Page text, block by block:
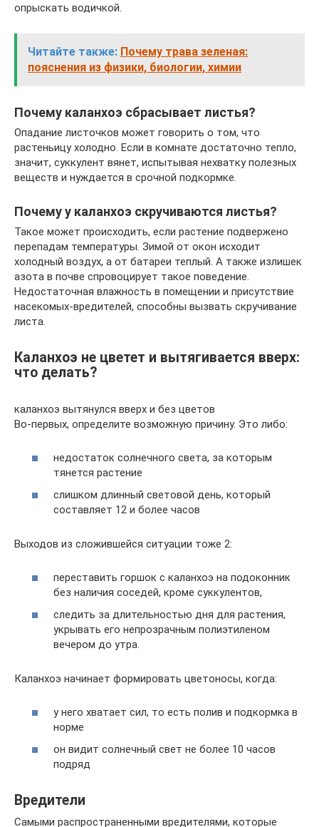
опрыскать водичкой.
Читайте также: Почему трава зеленая:
пояснения из физики, биологии, химии
Почему каланхоэ сбрасывает листья?
Опадание листочков может говорить о том, что
растеньицу холодно. Если в комнате достаточно тепло,
значит, суккулент вянет, испытывая нехватку полезных
веществ и нуждается в срочной подкормке.
Почему у каланхоэ скручиваются листья?
Такое может происходить, если растение подвержено
перепадам температуры. Зимой от окон исходит
холодный воздух, а от батареи теплый. А также излишек
азота в почве спровоцирует такое поведение.
Недостаточная влажность в помещении и присутствие
насекомых-вредителей, способны вызвать скручивание
листа.
Каланхоэ не цветет и вытягивается вверх:
что делать?
каланхоэ вытянулся вверх и без цветов
Во-первых, определите возможную причину. Это либо:
недостаток солнечного света, за которым
тянется растение
слишком длинный световой день, который
составляет 12 и более часов
Выходов из сложившейся ситуации тоже 2:
переставить горшок с каланхоэ на подоконник
без наличия соседей, кроме суккулентов,
следить за длительностью дня для растения,
укрывать его непрозрачным полиэтиленом
вечером до утра.
Каланхоэ начинает формировать цветоносы, когда:
у него хватает сил, то есть полив и подкормка в
норме
он видит солнечный свет не более 10 часов
подряд
Вредители
Самыми распространенными вредителями, которые